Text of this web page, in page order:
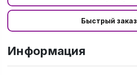
Быстрый заказ
Информация